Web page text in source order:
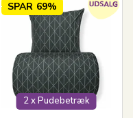
2 x Pudebetræk
SPAR 69%